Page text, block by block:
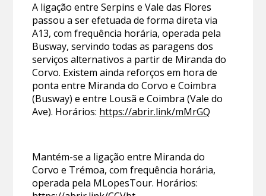
A ligação entre Serpins e Vale das Flores
passou a ser efetuada de forma direta via
A13, com frequência horária, operada pela
Busway, servindo todas as paragens dos
serviços alternativos a partir de Miranda do
Corvo. Existem ainda reforços em hora de
ponta entre Miranda do Corvo e Coimbra
(Busway) e entre Lousã e Coimbra (Vale do
Ave). Horários: https://abrir.link/mMrGQ
Mantém-se a ligação entre Miranda do
Corvo e Trémoa, com frequência horária,
operada pela MLopesTour. Horários: